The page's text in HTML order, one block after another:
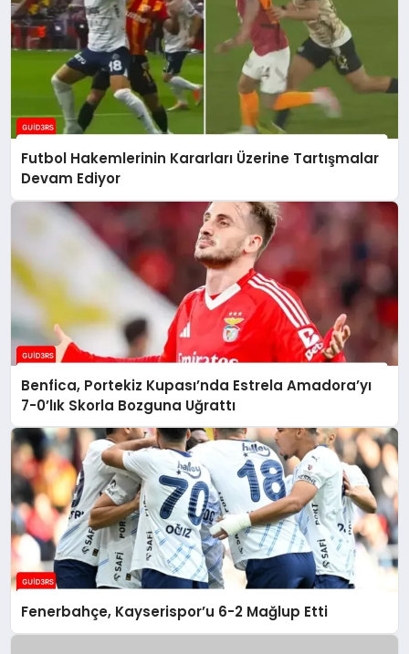
Futbol Hakemlerinin Kararları Üzerine Tartışmalar
Devam Ediyor
Benfica, Portekiz Kupası’nda Estrela Amadora’yı
7-0’lık Skorla Bozguna Uğrattı
Fenerbahçe, Kayserispor’u 6-2 Mağlup Etti